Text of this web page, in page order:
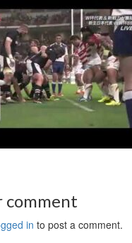
comment
in to post a comment.